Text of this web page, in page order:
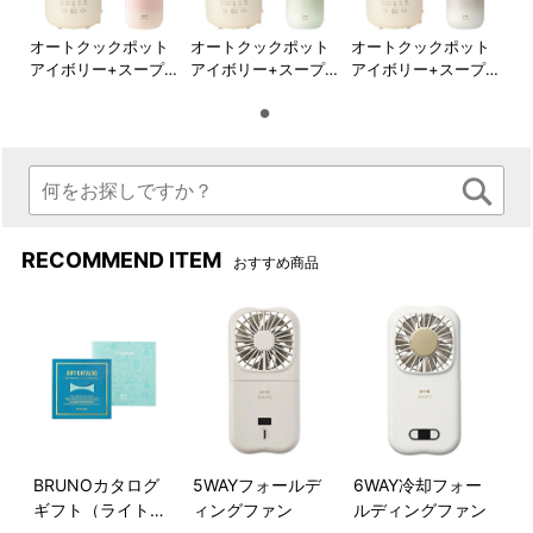
●紙手提げについて
本商品は、BRUNO 手提げ袋Lサイズに収納可能です。
BRUNOオリジナルの手提げ袋Lサイズこちら＞
※手提げ袋が破れるのを防ぐため、2枚重ねてご利用い
※なお、上記サイズは目安としてご案内しております。
商品の形状やサイズによっては、手提げ袋にきれいに収
まらない場合や、多少の型崩れが生じる可能性がござい
ます。何卒ご理解賜りますようお願い申し上げます。
DETAIL商品詳細
●オートクックポット 1.0L
オートクックポット
アイボリー+スープジ
オートクックポット
アイボリー+スープジ
オートクックポット
アイボリー+スープジ
RECOMMEND ITEM おすすめ商品
BRUNOカタログ
ギフト（ライトブ
5WAYフォールデ
ィングファン
6WAY冷却フォー
ルディングファン